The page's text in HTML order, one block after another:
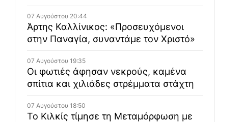
07 Αυγούστου 20:44
Άρτης Καλλίνικος: «Προσευχόμενοι
στην Παναγία, συναντάμε τον Χριστό»
07 Αυγούστου 19:35
Οι φωτιές άφησαν νεκρούς, καμένα
σπίτια και χιλιάδες στρέμματα στάχτη
07 Αυγούστου 18:50
Το Κιλκίς τίμησε τη Μεταμόρφωση με